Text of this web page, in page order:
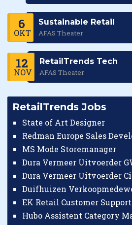
6
OKT
Sustainable Retail
AFAS Theater
12
NOV
RetailTrends Tech
AFAS Theater
RetailTrends Jobs
State of Art Designer
Redman Europe Sales
MS Mode Storemanager
Dura Vermeer Uitvoerder
Dura Vermeer Uitvoerder
Duifhuizen
EK Retail Customer
Hubo Assistent Category